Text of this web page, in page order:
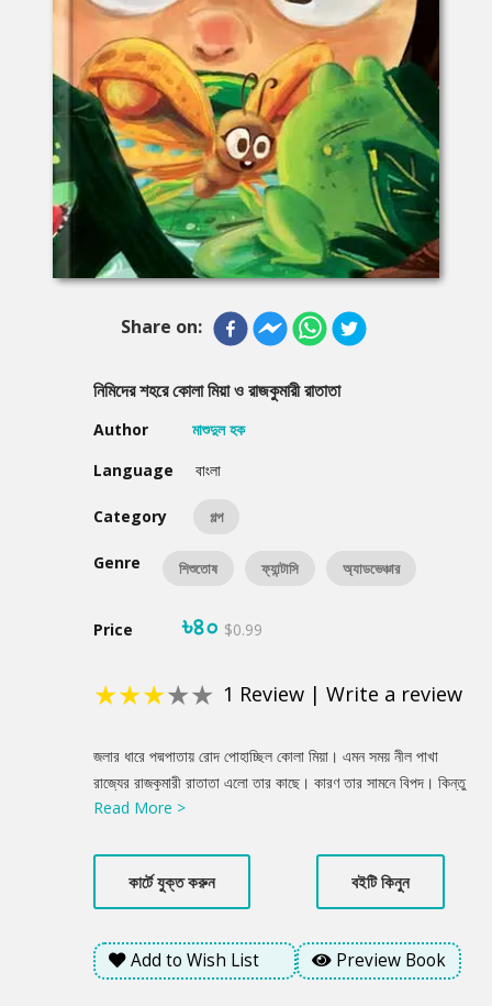
Share on:
নিমিদের শহরে কোলা মিয়া ও রাজকুমারী রাতাতা
Author
মাশুদুল হক
Language
বাংলা
Category গল্প
Genre শিশুতোষ ফ্যান্টাসি অ্যাডভেঞ্চার
Price ৳৪০ $0.99
★★★★★ 1 Review | Write a review
Summery
জলার ধারে পদ্মপাতায় রোদ পোহাচ্ছিল কোলা মিয়া। এমন সময় নীল পাখা
রাজ্যের রাজকুমারী রাতাতা এলো তার কাছে। কারণ তার সামনে বিপদ। কিন্তু
আলাপ করে রাতাতা বুঝলো, কোলা মিয়াও কম বিপদে নেই! তখন তারা ভাবলো,
কিন্তু সেখানে গিয়ে ওদের যে নতুন এক মস্ত ঝামেলায় পড়তে হবে সেটা ওরা
ভাবেইনি। নিমির দাদু, পাশের বাড়ির মিনকু, পুলিশ অফিসার জাঁদরেল খাঁ- একে
একে সবাই জড়িয়ে গেল সে ভজঘটে। দুর্দান্ত শিকারি কর্নেল কাকন্দও কোথা
থেকে যেন হাজির হলো বন্দুক বাগিয়ে। ওদিকে রাতাতাদের পক্ষে টিটি আর
ইন্দুমিয়ার দলবলও উঠেপড়ে লাগলো কিছু একটা করতে। শুরু হলো বিরাট এক
Read More >
কার্টে যুক্ত করুন বইটি কিনুন
Add to Wish List Preview Book